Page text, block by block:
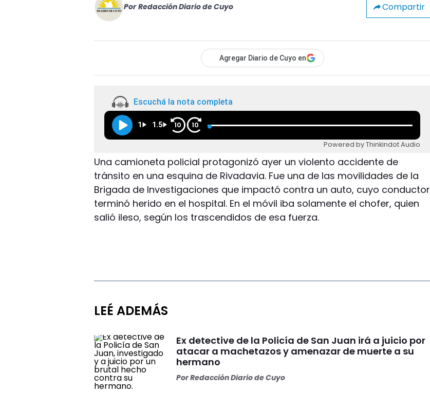
Por Redacción Diario de Cuyo Compartir
Agregar Diario de Cuyo en
Escuchá la nota completa
1 1.5 10 10
Powered by Thinkindot Audio
Una camioneta policial protagonizó ayer un violento accidente de
tránsito en una esquina de Rivadavia. Fue una de las movilidades de la
Brigada de Investigaciones que impactó contra un auto, cuyo conductor
terminó herido en el hospital. En el móvil iba solamente el chofer, quien
salió ileso, según los trascendidos de esa fuerza.
LEÉ ADEMÁS
Ex detective de la Policía de San Juan irá a juicio por
atacar a machetazos y amenazar de muerte a su
hermano
PorRedacción Diario de Cuyo